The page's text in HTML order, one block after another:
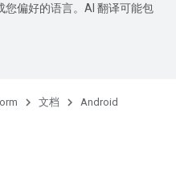
您偏好的语言。AI 翻译可能包
文档
Android